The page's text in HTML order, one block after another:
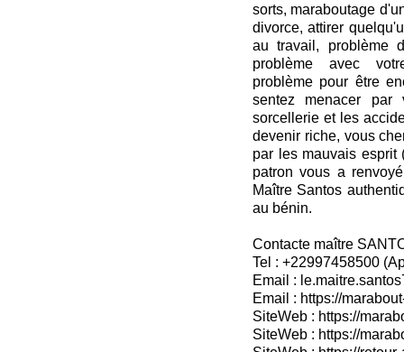
sorts, maraboutage
divorce, attirer
au travail, problème
problème avec
problème pour être
sentez menacer par
sorcellerie et les
devenir riche, vous
par les mauvais esprit
patron vous a
Maître Santos
au bénin.
Contacte maître
Tel : +22997458500
Email :
Email : https://
SiteWeb : https://
SiteWeb : https://